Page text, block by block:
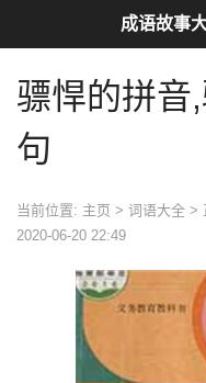
骠悍的拼音
句
当前位置: 主页 > 词语大全 >
2020-06-20 22:49
成语故事